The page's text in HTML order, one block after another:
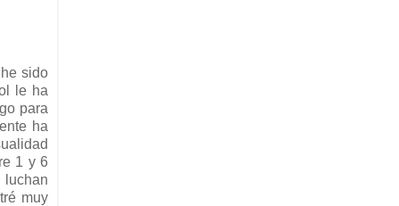
sido
le ha
para
ha
1 y 6
luchan
muy